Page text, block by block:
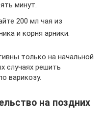
минут.
200 мл чая из
и корня арники.
только на начальной
случаях решить
варикозу.
на поздних